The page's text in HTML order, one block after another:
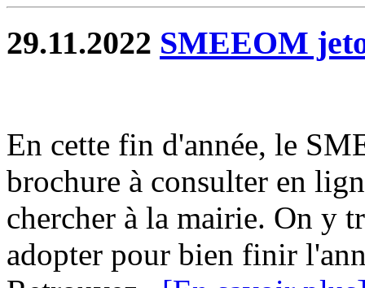
29.11.2022 SMEEOM
En cette fin d'année, le
brochure à consulter en
chercher à la mairie. On y
adopter pour bien finir